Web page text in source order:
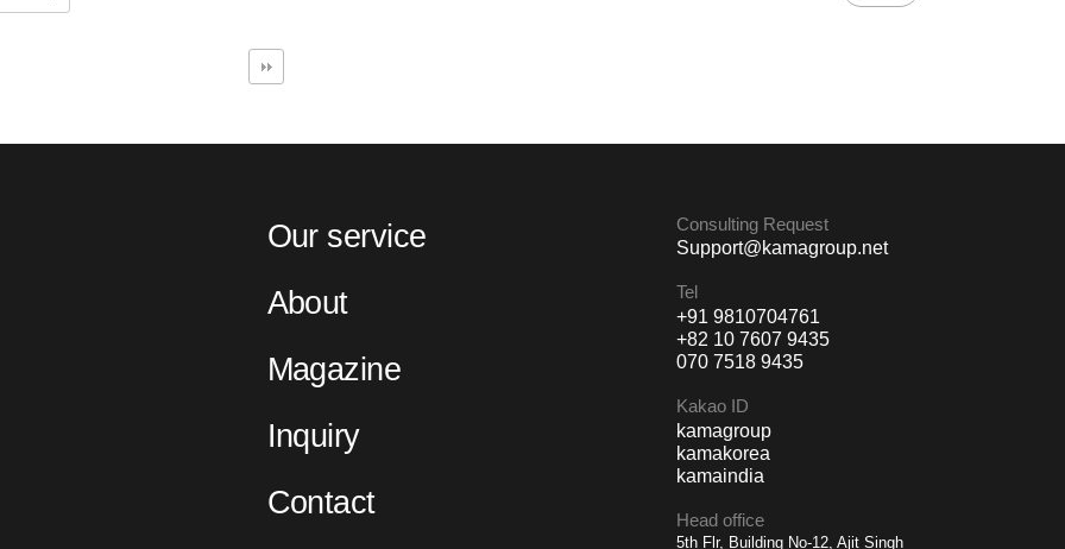
Our service
About
Magazine
Inquiry
Contact
Consulting Request
Support@kamagroup.net
Tel
+91 9810704761
+82 10 7607 9435
070 7518 9435
Kakao ID
kamagroup
kamakorea
kamaindia
Head office
5th Flr, Building No-12, Ajit Singh